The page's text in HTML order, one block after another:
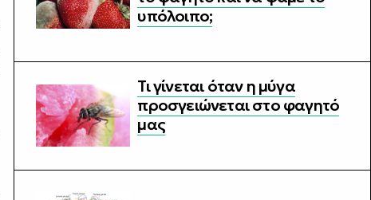
υπόλοιπο;
Τι γίνεται όταν η μύγα
προσγειώνεται στο φαγητό
μας